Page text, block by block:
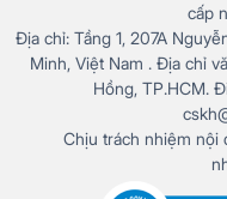
cấp
Địa chỉ: Tầng 1, 207A
Minh, Việt Nam . Địa chỉ
Hồng, TP.HCM.
Chịu trách nhiệm nội